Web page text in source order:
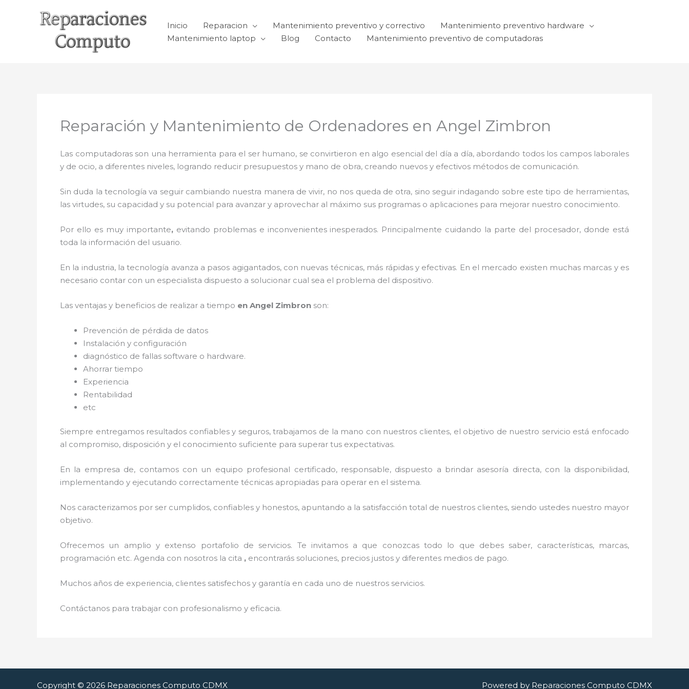
Inicio Reparacion Mantenimiento preventivo y correctivo
Mantenimiento preventivo hardware
Mantenimiento laptop
Blog Contacto Mantenimiento preventivo de computadoras
Reparación y Mantenimiento de Ordenadores en Angel Zimbron
Las computadoras son una herramienta para el ser humano, se convirtieron en algo esencial del día a día, abordando todos los campos laborales
y de ocio, a diferentes niveles, logrando reducir presupuestos y mano de obra, creando nuevos y efectivos métodos de comunicación.
Sin duda la tecnología va seguir cambiando nuestra manera de vivir, no nos queda de otra, sino seguir indagando sobre este tipo de herramientas,
las virtudes, su capacidad y su potencial para avanzar y aprovechar al máximo sus programas o aplicaciones para mejorar nuestro conocimiento.
Por ello es muy importante, evitando problemas e inconvenientes inesperados. Principalmente cuidando la parte del procesador, donde está
toda la información del usuario.
En la industria, la tecnología avanza a pasos agigantados, con nuevas técnicas, más rápidas y efectivas. En el mercado existen muchas marcas y es
necesario contar con un especialista dispuesto a solucionar cual sea el problema del dispositivo.
Las ventajas y beneficios de realizar a tiempo en Angel Zimbron son:
Prevención de pérdida de datos
Instalación y configuración
diagnóstico de fallas software o hardware.
Ahorrar tiempo
Experiencia
Rentabilidad
etc
Siempre entregamos resultados confiables y seguros, trabajamos de la mano con nuestros clientes, el objetivo de nuestro servicio está enfocado
al compromiso, disposición y el conocimiento suficiente para superar tus expectativas.
En la empresa de, contamos con un equipo profesional certificado, responsable, dispuesto a brindar asesoría directa, con la disponibilidad,
implementando y ejecutando correctamente técnicas apropiadas para operar en el sistema.
Nos caracterizamos por ser cumplidos, confiables y honestos, apuntando a la satisfacción total de nuestros clientes, siendo ustedes nuestro mayor
objetivo.
Ofrecemos un amplio y extenso portafolio de servicios. Te invitamos a que conozcas todo lo que debes saber, características, marcas,
programación etc. Agenda con nosotros la cita , encontrarás soluciones, precios justos y diferentes medios de pago.
Muchos años de experiencia, clientes satisfechos y garantía en cada uno de nuestros servicios.
Contáctanos para trabajar con profesionalismo y eficacia.
Copyright © 2026 Reparaciones Computo CDMX Powered by Reparaciones Computo CDMX